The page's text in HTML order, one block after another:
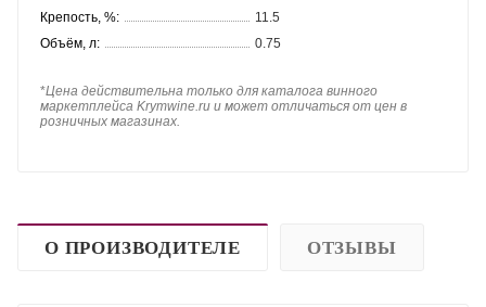
Крепость, %:
11.5
Объём, л:
0.75
*Цена действительна только для каталога винного
маркетплейса Krymwine.ru и может отличаться от цен в
розничных магазинах.
О ПРОИЗВОДИТЕЛЕ ОТЗЫВЫ